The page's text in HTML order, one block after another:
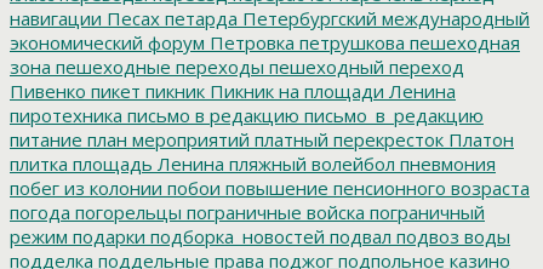
навигации Песах петарда Петербургский международный
экономический форум Петровка петрушкова пешеходная
зона пешеходные переходы пешеходный переход
Пивенко пикет пикник Пикник на площади Ленина
пиротехника письмо в редакцию письмо_в_редакцию
питание план мероприятий платный перекресток Платон
плитка площадь Ленина пляжный волейбол пневмония
побег из колонии побои повышение пенсионного возраста
погода погорельцы пограничные войска пограничный
режим подарки подборка_новостей подвал подвоз воды
подделка поддельные права поджог подпольное казино